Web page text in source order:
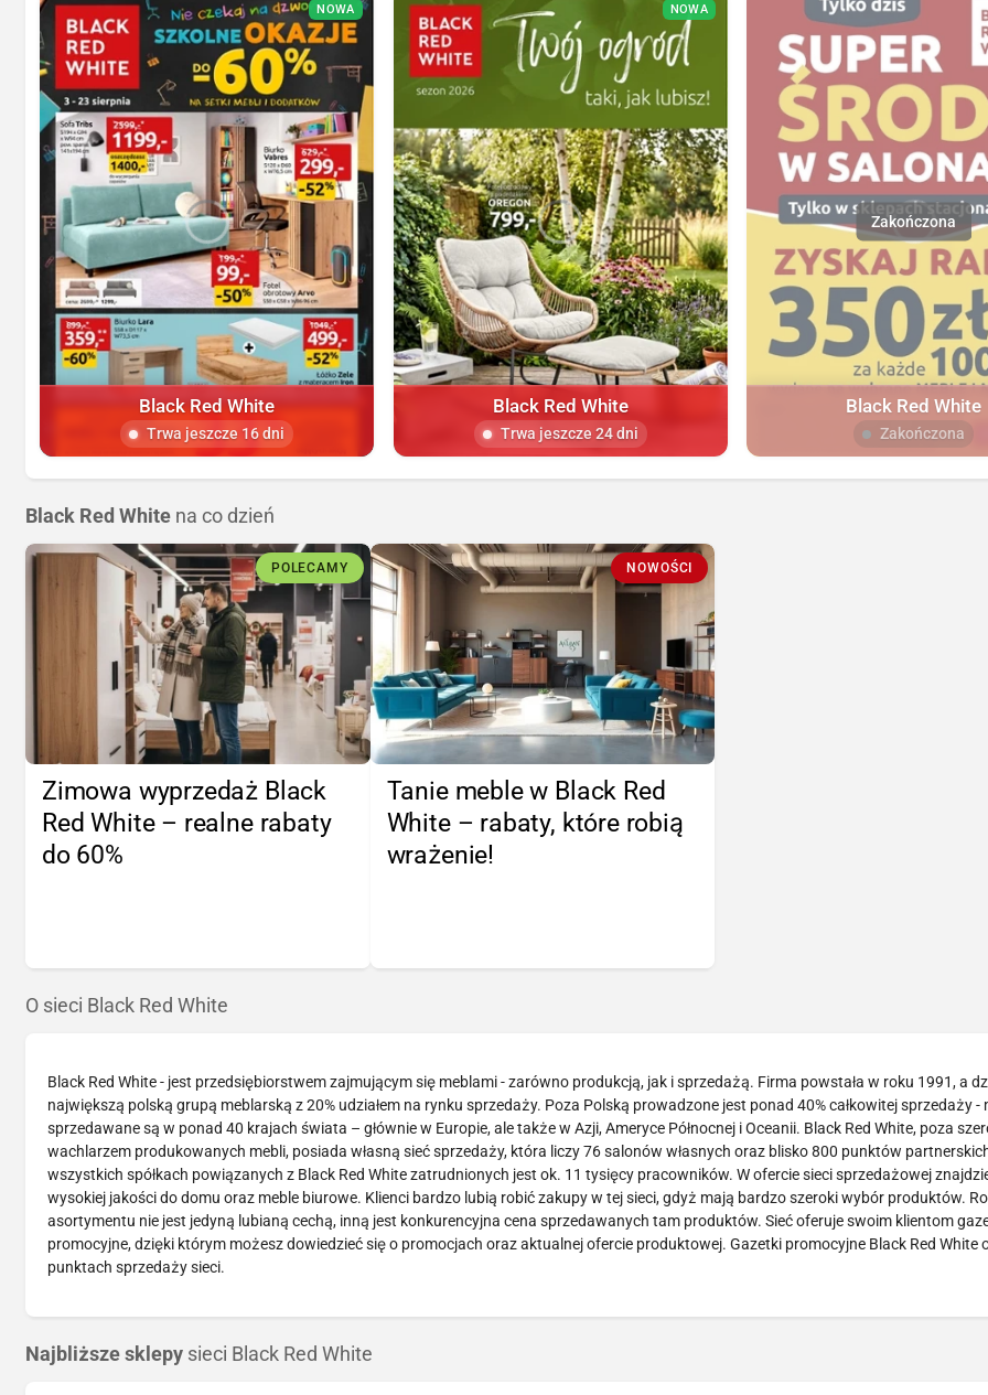
NOWA
Black Red White
Trwa jeszcze 16 dni
NOWA
Black Red White
Trwa jeszcze 24 dni
Black Red White
Zakończona
Black Red White na co dzień
POLECAMY
Zimowa wyprzedaż Black
Red White – realne rabaty
do 60%
NOWOŚCI
Tanie meble w Black Red
White – rabaty, które robią
wrażenie!
O sieci Black Red White
Black Red White - jest przedsiębiorstwem zajmującym się meblami - zarówno produkcją, jak i sprzedażą. Firma powstała w roku 1991, a
największą polską grupą meblarską z 20% udziałem na rynku sprzedaży. Poza Polską prowadzone jest ponad 40% całkowitej sprzedaży -
sprzedawane są w ponad 40 krajach świata – głównie w Europie, ale także w Azji, Ameryce Północnej i Oceanii. Black Red White, poza
wachlarzem produkowanych mebli, posiada własną sieć sprzedaży, która liczy 76 salonów własnych oraz blisko 800 punktów
wszystkich spółkach powiązanych z Black Red White zatrudnionych jest ok. 11 tysięcy pracowników. W ofercie sieci sprzedażowej
wysokiej jakości do domu oraz meble biurowe. Klienci bardzo lubią robić zakupy w tej sieci, gdyż mają bardzo szeroki wybór produktów.
asortymentu nie jest jedyną lubianą cechą, inną jest konkurencyjna cena sprzedawanych tam produktów. Sieć oferuje swoim klientom
promocyjne, dzięki którym możesz dowiedzieć się o promocjach oraz aktualnej ofercie produktowej. Gazetki promocyjne Black Red White
punktach sprzedaży sieci.
Najbliższe sklepy sieci Black Red White